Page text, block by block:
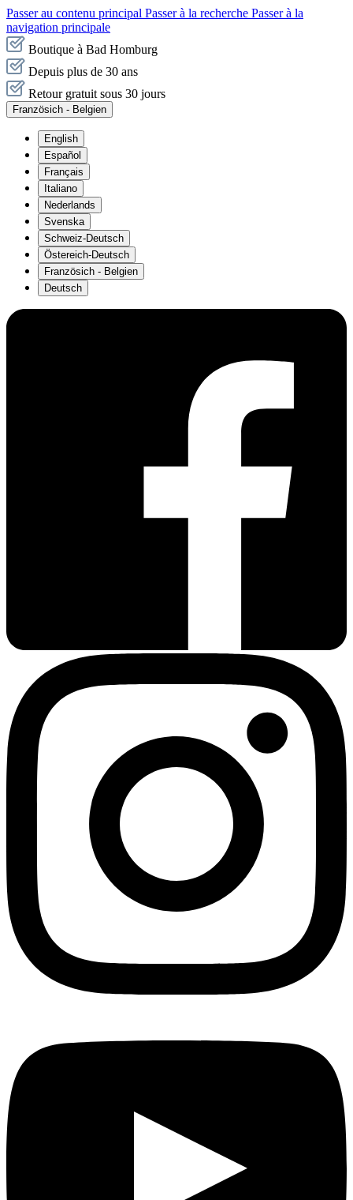
Passer au contenu principal Passer à la recherche Passer à la
navigation principale
Boutique à Bad Homburg
Depuis plus de 30 ans
Retour gratuit sous 30 jours
Französich - Belgien
English
Español
Français
Italiano
Nederlands
Svenska
Schweiz-Deutsch
Östereich-Deutsch
Französich - Belgien
Deutsch